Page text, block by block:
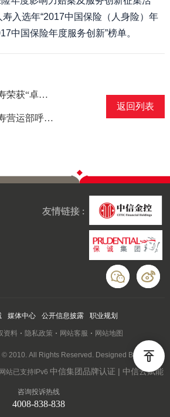
入选年“2017中国保险（人身险）年
中国保险年度服务创新”榜单。
上一篇：中信保诚人寿荣获“卓越合作伙伴”大奖
下一篇：中信保诚人寿营运部呼叫中心通过国家工信部呼叫中心CCSO（服务质量和运营管理规范）标准认证
返回列表
友情链接 :
媒体中心 公开信息披露 职业规划
资料 隐私政策 网站客服 网站地图
2010. All Rights Reserved. Designed By Wanhu
站已支持IPv6 中信集团品牌认证 | 中信云赋能
咨询投诉热线
4008-838-838